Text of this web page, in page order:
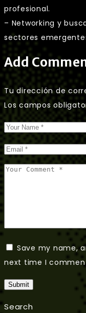
profesional.
– Networking y
sectores
Add
Tu dirección de
Los campos
Save my name,
next time I
Submit
Search